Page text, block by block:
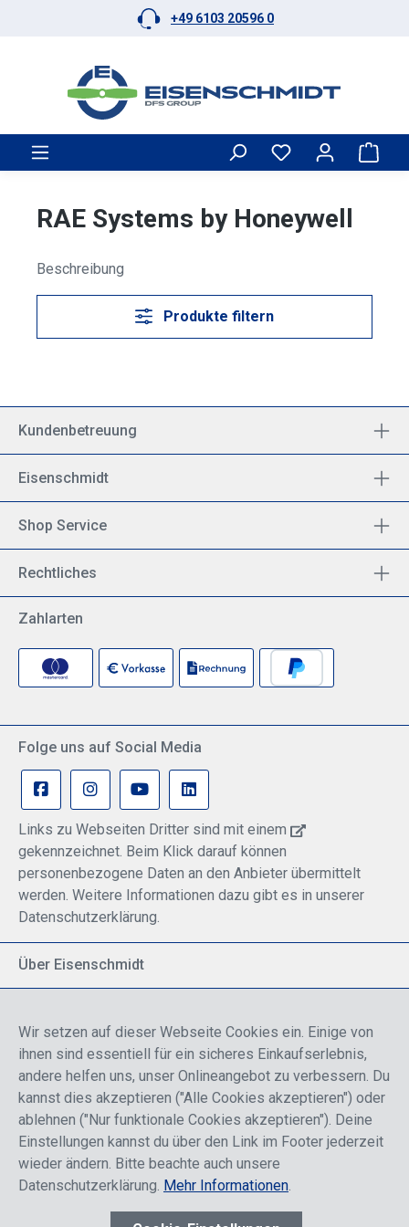
Zum Hauptinhalt springen+49 6103 20596 0
RAE Systems by Honeywell
Beschreibung
Produkte filtern
Kundenbetreuung
Eisenschmidt
Shop Service
Rechtliches
Zahlarten
Folge uns auf Social Media
Links zu Webseiten Dritter sind mit einem
gekennzeichnet. Beim Klick darauf können
personenbezogene Daten an den Anbieter übermittelt
werden. Weitere Informationen dazu gibt es in unserer
Datenschutzerklärung.
Über Eisenschmidt
Breite Palette von Luftfahrtprodukten
Fokus auf Pilotenausbildung
Sicher einkaufen
Wir setzen auf dieser Webseite Cookies ein. Einige von
ihnen sind essentiell für ein sicheres Einkaufserlebnis,
andere helfen uns, unser Onlineangebot zu verbessern. Du
kannst dies akzeptieren ("Alle Cookies akzeptieren") oder
ablehnen ("Nur funktionale Cookies akzeptieren"). Deine
Einstellungen kannst du über den Link im Footer jederzeit
wieder ändern. Bitte beachte auch unsere
Datenschutzerklärung. Mehr Informationen.